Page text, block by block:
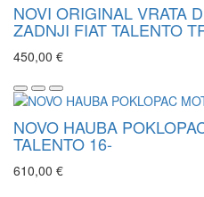
NOVI ORIGINAL VRATA
ZADNJI FIAT TALENTO
450,00 €
NOVO HAUBA
TALENTO 16-
610,00 €